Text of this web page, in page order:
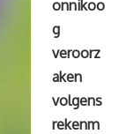
onnikoo
g
veroorz
aken
volgens
rekenm